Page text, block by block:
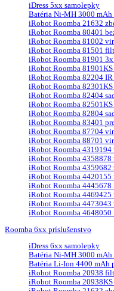
iDress 5xx samolepky
Batéria Ni-MH 3000 mAh
iRobot Roomba 21632
iRobot Roomba 80401
iRobot Roomba 81002
iRobot Roomba 81501
iRobot Roomba 81901
iRobot Roomba
iRobot Roomba 82204
iRobot Roomba 82301KS
iRobot Roomba 82404
iRobot Roomba
iRobot Roomba 82804
iRobot Roomba 83401
iRobot Roomba 87704
iRobot Roomba 88701
iRobot Roomba
iRobot Roomba 4358878
iRobot Roomba 4359682
iRobot Roomba
iRobot Roomba
iRobot Roomba
iRobot Roomba 4473043
iRobot Roomba
Roomba 6xx príslušenstvo
iDress 6xx samolepky
Batéria Ni-MH 3000 mAh
Batéria Li-Ion 4400 mAh
iRobot Roomba 20938
iRobot Roomba